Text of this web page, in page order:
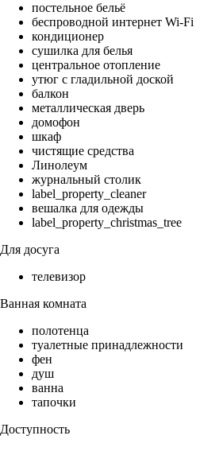
постельное бельё
беспроводной интернет Wi-Fi
кондиционер
сушилка для белья
центральное отопление
утюг с гладильной доской
балкон
металлическая дверь
домофон
шкаф
чистящие средства
Линолеум
журнальный столик
label_property_cleaner
вешалка для одежды
label_property_christmas_tree
Для досуга
телевизор
Ванная комната
полотенца
туалетные принадлежности
фен
душ
ванна
тапочки
Доступность